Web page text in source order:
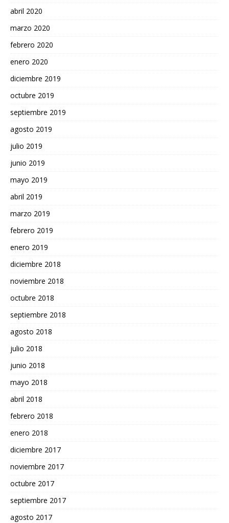
abril 2020
marzo 2020
febrero 2020
enero 2020
diciembre 2019
octubre 2019
septiembre 2019
agosto 2019
julio 2019
junio 2019
mayo 2019
abril 2019
marzo 2019
febrero 2019
enero 2019
diciembre 2018
noviembre 2018
octubre 2018
septiembre 2018
agosto 2018
julio 2018
junio 2018
mayo 2018
abril 2018
febrero 2018
enero 2018
diciembre 2017
noviembre 2017
octubre 2017
septiembre 2017
agosto 2017